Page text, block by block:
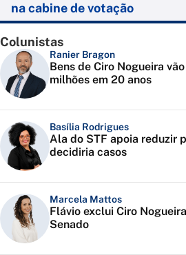
na cabine de votação
Colunistas
Ranier Bragon
Bens de Ciro Nogueira
milhões em 20 anos
Basília Rodrigues
Ala do STF apoia reduzir
decidiria casos
Marcela Mattos
Flávio exclui Ciro
Senado